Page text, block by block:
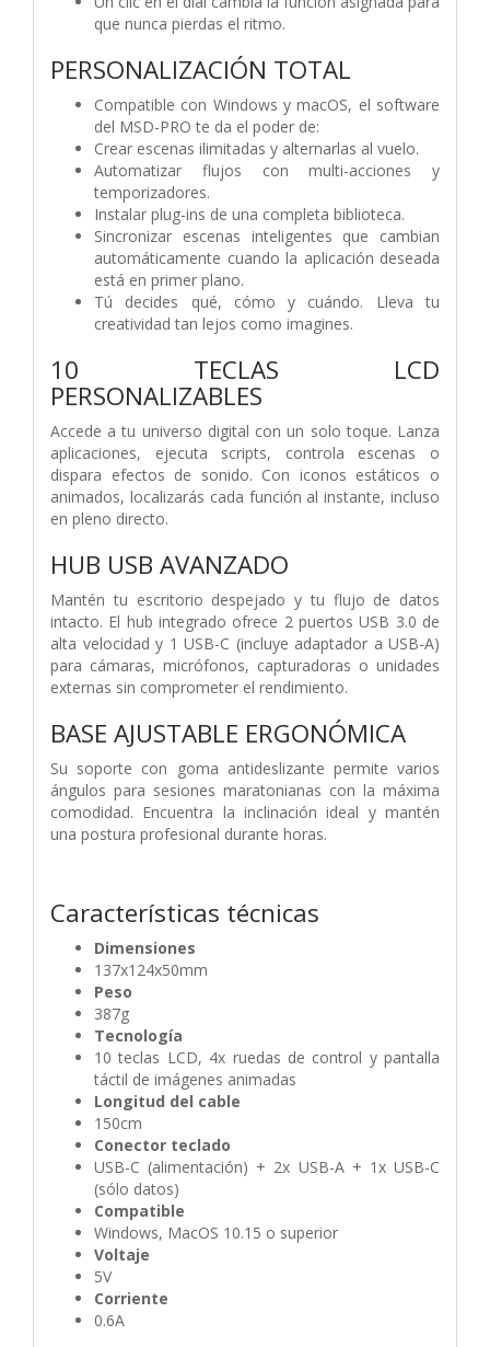
que nunca pierdas el ritmo.
PERSONALIZACIÓN TOTAL
Compatible con Windows y macOS, el software
del MSD-PRO te da el poder de:
Crear escenas ilimitadas y alternarlas al vuelo.
Automatizar flujos con multi-acciones y
temporizadores.
Instalar plug-ins de una completa biblioteca.
Sincronizar escenas inteligentes que cambian
automáticamente cuando la aplicación deseada
está en primer plano.
Tú decides qué, cómo y cuándo. Lleva tu
creatividad tan lejos como imagines.
10 TECLAS LCD
PERSONALIZABLES
Accede a tu universo digital con un solo toque. Lanza
aplicaciones, ejecuta scripts, controla escenas o
dispara efectos de sonido. Con iconos estáticos o
animados, localizarás cada función al instante, incluso
en pleno directo.
HUB USB AVANZADO
Mantén tu escritorio despejado y tu flujo de datos
intacto. El hub integrado ofrece 2 puertos USB 3.0 de
alta velocidad y 1 USB-C (incluye adaptador a USB-A)
para cámaras, micrófonos, capturadoras o unidades
externas sin comprometer el rendimiento.
BASE AJUSTABLE ERGONÓMICA
Su soporte con goma antideslizante permite varios
ángulos para sesiones maratonianas con la máxima
comodidad. Encuentra la inclinación ideal y mantén
una postura profesional durante horas.
Características técnicas
Dimensiones
137x124x50mm
Peso
387g
Tecnología
10 teclas LCD, 4x ruedas de control y pantalla
táctil de imágenes animadas
Longitud del cable
150cm
Conector teclado
USB-C (alimentación) + 2x USB-A + 1x USB-C
(sólo datos)
Compatible
Windows, MacOS 10.15 o superior
Voltaje
5V
Corriente
0.6A